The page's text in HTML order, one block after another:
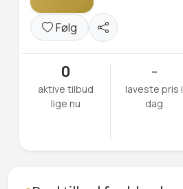
Følg
0
aktive tilbud
lige nu
-
laveste pris i
dag